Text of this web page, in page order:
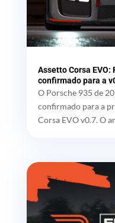
Assetto Corsa EVO:
confirmado para a
O Porsche 935 de
confirmado para a
Corsa EVO v0.7. O